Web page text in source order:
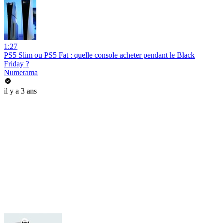
1:27
PS5 Slim ou PS5 Fat : quelle console acheter pendant le Black
Friday ?
Numerama
il y a 3 ans